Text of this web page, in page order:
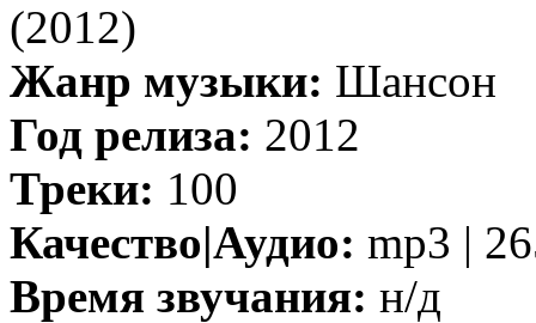
(2012)
Жанр музыки: Шансон
Год релиза: 2012
Треки: 100
Качество|Аудио: mp3 |
Время звучания: н/д